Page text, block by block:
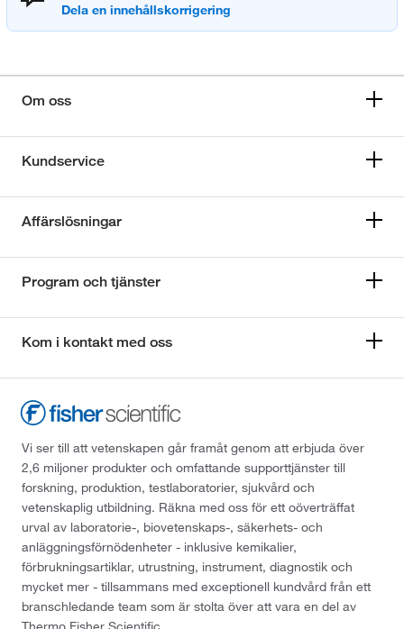
Om oss
Kundservice
Affärslösningar
Program och tjänster
Kom i kontakt med oss
Vi ser till att vetenskapen går framåt genom att erbjuda över
2,6 miljoner produkter och omfattande supporttjänster till
forskning, produktion, testlaboratorier, sjukvård och
vetenskaplig utbildning. Räkna med oss för ett oöverträffat
urval av laboratorie-, biovetenskaps-, säkerhets- och
anläggningsförnödenheter - inklusive kemikalier,
förbrukningsartiklar, utrustning, instrument, diagnostik och
mycket mer - tillsammans med exceptionell kundvård från ett
branschledande team som är stolta över att vara en del av